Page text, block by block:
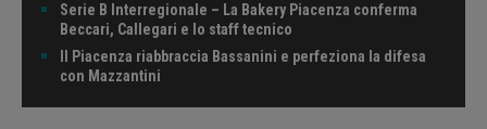
Serie B Interregionale – La Bakery Piacenza conferma
Beccari, Callegari e lo staff tecnico
Il Piacenza riabbraccia Bassanini e perfeziona la difesa
con Mazzantini